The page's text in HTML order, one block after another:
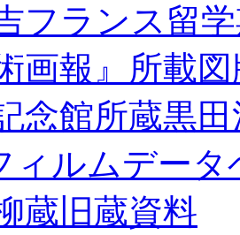
フランス留
画報』所載
念館所蔵黒
ィルムデータ
蔵旧蔵資料